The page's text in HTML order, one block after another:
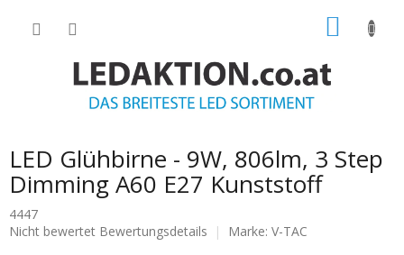
LED Glühbirne - 9W, 806lm, 3 Step
Dimming A60 Е27 Kunststoff
4447
Die
Nicht bewertet Bewertungsdetails Marke: V-TAC